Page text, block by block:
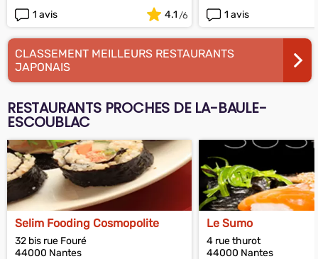
1 avis
4.1
1 avis
CLASSEMENT MEILLEURS RESTAURANTS
JAPONAIS
RESTAURANTS PROCHES DE LA-BAULE-
ESCOUBLAC
Selim Fooding Cosmopolite
32 bis rue Fouré
44000 Nantes
Le Sumo
4 rue thurot
44000 Nantes